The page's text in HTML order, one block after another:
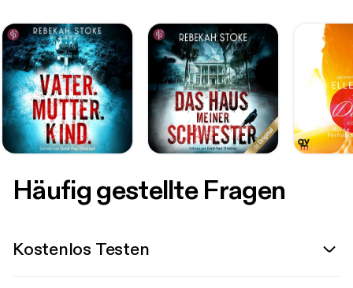
Häufig gestellte Fragen
Kostenlos Testen